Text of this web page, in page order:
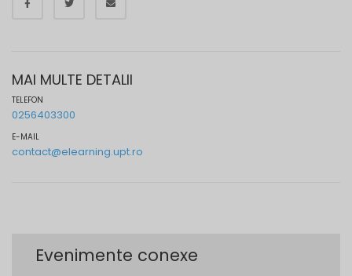
MAI MULTE DETALII
TELEFON
0256403300
E-MAIL
contact@elearning.upt.ro
Evenimente conexe